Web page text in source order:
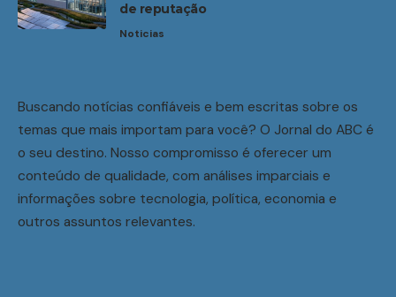
de reputação
Noticias
Buscando notícias confiáveis e bem escritas sobre os
temas que mais importam para você? O Jornal do ABC é
o seu destino. Nosso compromisso é oferecer um
conteúdo de qualidade, com análises imparciais e
informações sobre tecnologia, política, economia e
outros assuntos relevantes.